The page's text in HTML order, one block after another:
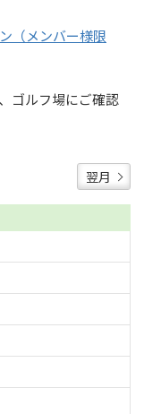
（メンバー様限
ゴルフ場にご確認
翌月